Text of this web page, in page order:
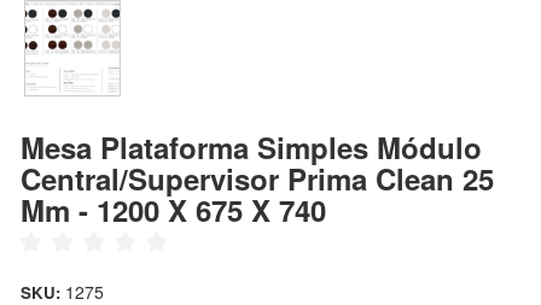
Mesa Plataforma Simples Módulo
Central/Supervisor Prima Clean 25
Mm - 1200 X 675 X 740
SKU: 1275